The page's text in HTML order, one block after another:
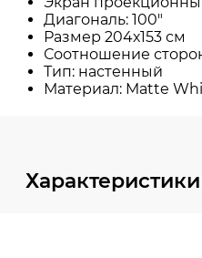
Характеристики